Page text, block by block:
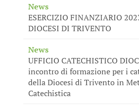
News
ESERCIZIO FINANZIARIO
DIOCESI DI TRIVENTO
News
UFFICIO CATECHISTICO
incontro di formazione per i
della Diocesi di Trivento in
Catechistica